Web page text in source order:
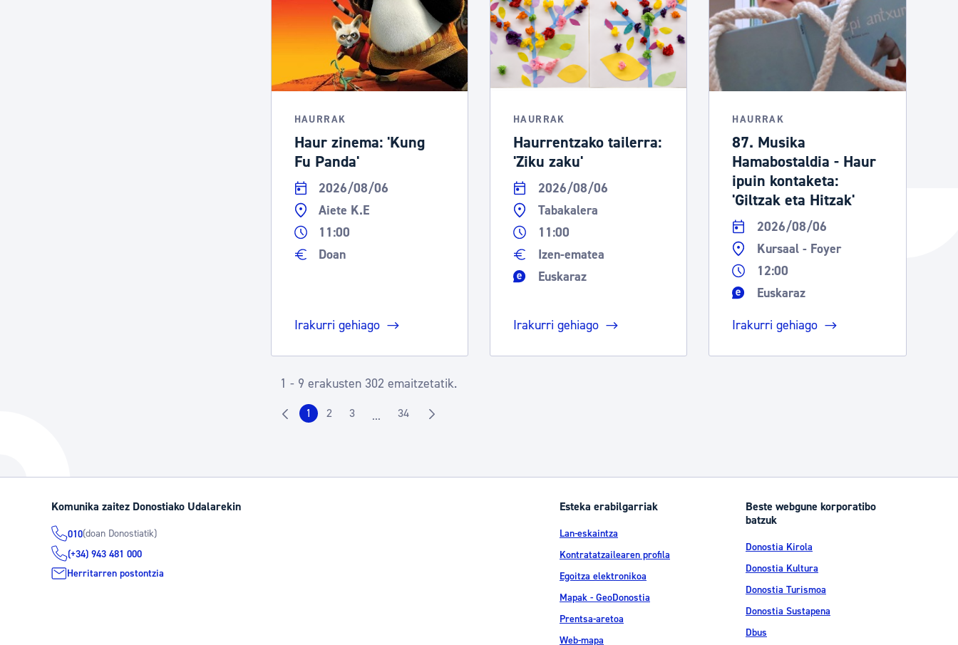
HAURRAK
Haur zinema: 'Kung
Fu Panda'
2026/08/06
Aiete K.E
11:00
Doan
Irakurri gehiago
HAURRAK
Haurrentzako tailerra:
'Ziku zaku'
2026/08/06
Tabakalera
11:00
Izen-ematea
Euskaraz
Irakurri gehiago
HAURRAK
87. Musika
Hamabostaldia - Haur
ipuin kontaketa:
'Giltzak eta Hitzak'
2026/08/06
Kursaal - Foyer
12:00
Euskaraz
Irakurri gehiago
1 - 9 erakusten 302 emaitzetatik.
Orrialdea
1 Orrialdea
2 Orrialdea
3 ...Intermediate Pages Use TAB to navigate.
Orrialdea
34
Komunika zaitez Donostiako Udalarekin
010(doan Donostiatik)
(+34) 943 481 000
Herritarren postontzia
Esteka erabilgarriak
Lan-eskaintza
Kontratatzailearen profila
Egoitza elektronikoa
Mapak - GeoDonostia
Prentsa-aretoa
Web-mapa
Beste webgune korporatibo
batzuk
Donostia Kirola
Donostia Kultura
Donostia Turismoa
Donostia Sustapena
Dbus